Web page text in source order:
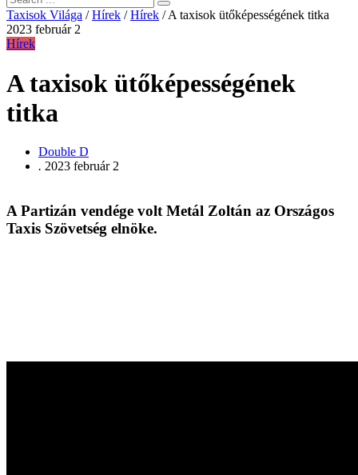
Taxisok Világa /Hírek /Hírek /A taxisok ütőképességének titka
2023 február 2
Hírek
A taxisok ütőképességének
titka
Double D
. 2023 február 2
A Partizán vendége volt Metál Zoltán az Országos
Taxis Szövetség elnöke.